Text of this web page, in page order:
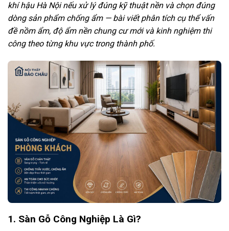
khí hậu Hà Nội nếu xử lý đúng kỹ thuật nền và chọn đúng
dòng sản phẩm chống ẩm — bài viết phân tích cụ thể vấn
đề nồm ẩm, độ ẩm nền chung cư mới và kinh nghiệm thi
công theo từng khu vực trong thành phố.
1. Sàn Gỗ Công Nghiệp Là Gì?